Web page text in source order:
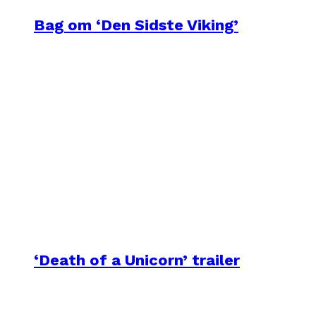
Bag om ‘Den Sidste Viking’
‘Death of a Unicorn’ trailer